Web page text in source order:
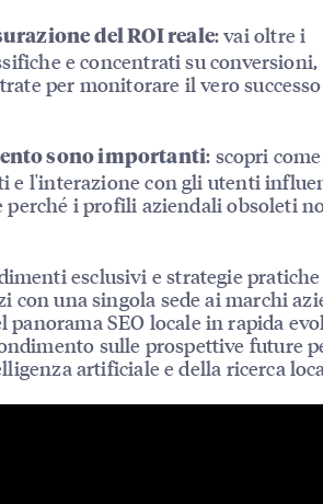
del ROI reale: vai oltre i
e concentrati su conversioni,
per monitorare il vero
sono importanti: scopri
e l'interazione con gli utenti
perché i profili aziendali obsoleti
esclusivi e strategie
con una singola sede ai marchi
SEO locale in rapida
sulle prospettive future
artificiale e della ricerca